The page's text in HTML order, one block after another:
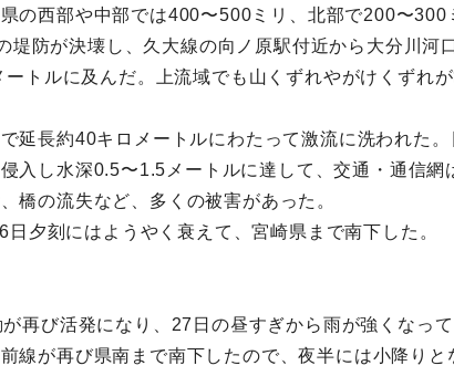
の西部や中部では400〜500ミリ、北部で200〜300
防が決壊し、久大線の向ノ原駅付近から大分川河
トルに及んだ。上流域でも山くずれやがけくずれ
延長約40キロメートルにわたって激流に洗われた。
入し水深0.5〜1.5メートルに達して、交通・通信網
橋の流失など、多くの被害があった。
夕刻にはようやく衰えて、宮崎県まで南下した。
再び活発になり、27日の昼すぎから雨が強くなって
線が再び県南まで南下したので、夜半には小降りと